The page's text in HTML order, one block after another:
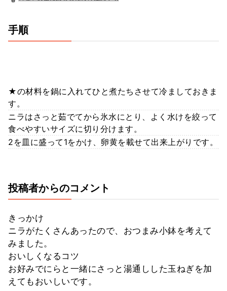
手順
★の材料を鍋に入れてひと煮たちさせて冷ましておきま
す。
ニラはさっと茹でてから氷水にとり、よく水けを絞って
食べやすいサイズに切り分けます。
2を皿に盛って1をかけ、卵黄を載せて出来上がりです。
投稿者からのコメント
きっかけ
ニラがたくさんあったので、おつまみ小鉢を考えて
みました。
おいしくなるコツ
お好みでにらと一緒にさっと湯通しした玉ねぎを加
えてもおいしいです。